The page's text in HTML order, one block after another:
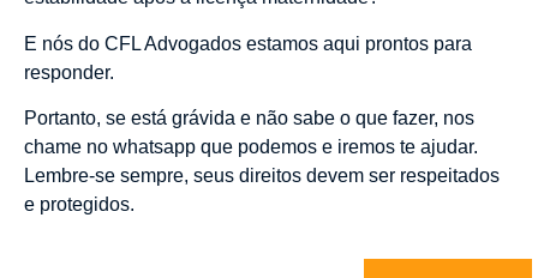
E nós do CFL Advogados estamos aqui prontos para
responder.
Portanto, se está grávida e não sabe o que fazer, nos
chame no whatsapp que podemos e iremos te ajudar.
Lembre-se sempre, seus direitos devem ser respeitados
e protegidos.